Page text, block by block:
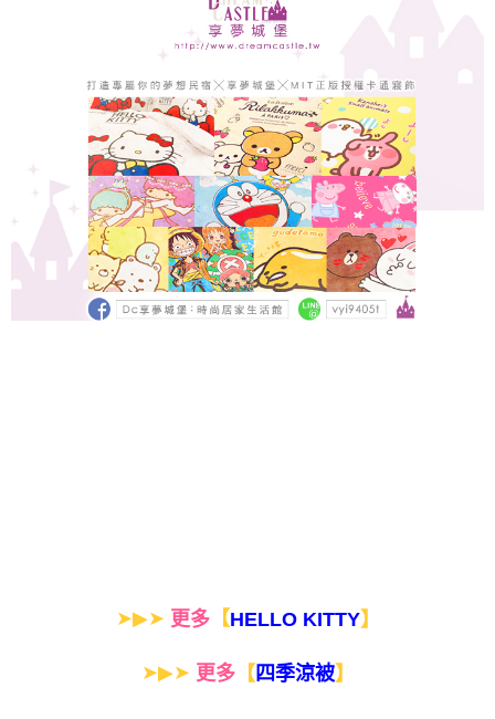
➤▶➤ 更多【HELLO KITTY】
➤▶➤ 更多【 四季涼被】